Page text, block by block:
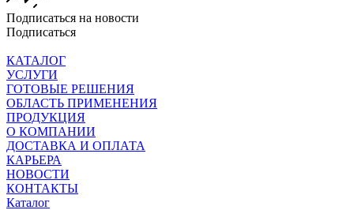
Подписаться на новости
Подписаться
КАТАЛОГ
УСЛУГИ
ГОТОВЫЕ РЕШЕНИЯ
ОБЛАСТЬ ПРИМЕНЕНИЯ
ПРОДУКЦИЯ
О КОМПАНИИ
ДОСТАВКА И ОПЛАТА
КАРЬЕРА
НОВОСТИ
КОНТАКТЫ
Каталог